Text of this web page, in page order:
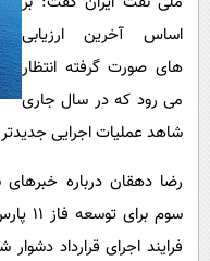
اساس آخرین ارزیابی
های صورت گرفته انتظار
می رود که در سال جاری
شاهد عملیات اجرایی جدیدتری در توسعه
رضا دهقان درباره
سوم
فرایند اجرای قرارداد